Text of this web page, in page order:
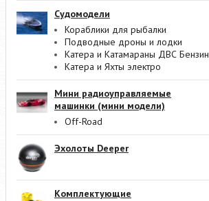
Судомодели
Кораблики для рыбалки
Подводные дроны и лодки
Катера и Катамараны ДВС Бензин
Катера и Яхты электро
Мини радиоуправляемые
машинки (мини модели)
Off-Road
Эхолоты Deeper
Комплектующие